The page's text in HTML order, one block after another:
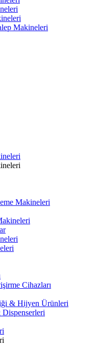
Makineleri
Makineleri
Cihazları
& Hijyen Ürünleri